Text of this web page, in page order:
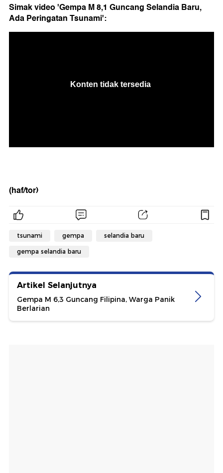
Simak video 'Gempa M 8,1 Guncang Selandia Baru,
Ada Peringatan Tsunami':
(haf/tor)
tsunami gempa selandia baru
gempa selandia baru
Artikel Selanjutnya
Gempa M 6,3 Guncang Filipina, Warga Panik
Berlarian